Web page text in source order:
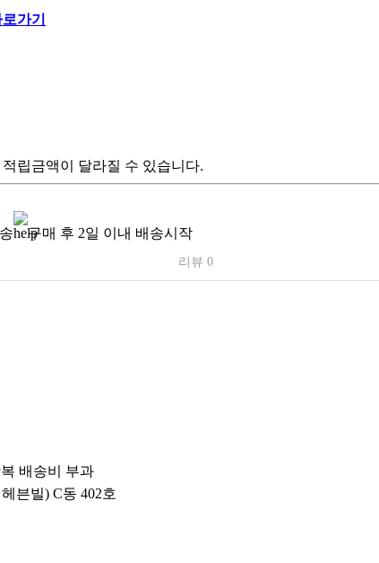
립금액이 달라질 수 있습니다.
구매 후 2일 이내 배송시작
리뷰 0
배송비 부과
븐빌) C동 402호